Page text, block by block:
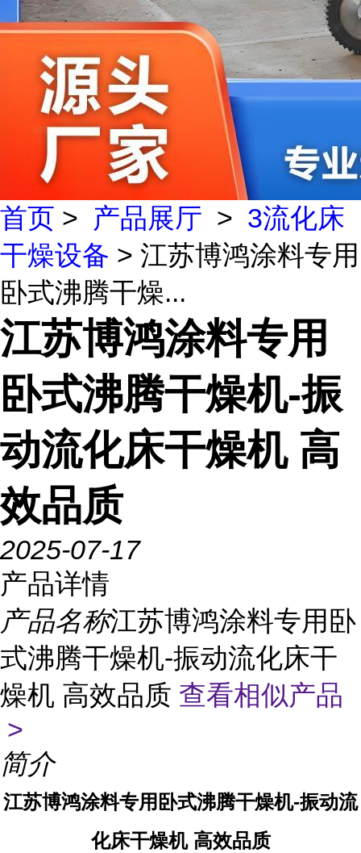
首页 > 产品展厅 > 3流化床
干燥设备 > 江苏博鸿涂料专用
卧式沸腾干燥...
江苏博鸿涂料专用
卧式沸腾干燥机-振
动流化床干燥机 高
效品质
2025-07-17
产品详情
产品名称江苏博鸿涂料专用卧
式沸腾干燥机-振动流化床干
燥机 高效品质 查看相似产品
>
简介
江苏博鸿涂料专用卧式沸腾干燥机-振动流
化床干燥机 高效品质